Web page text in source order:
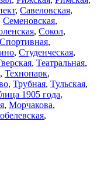
, Савеловская,
Семеновская,
, Сокол,
Спортивная,
, Студенческая,
, Театральная,
, Технопарк,
, Трубная, Тульская,
1905 года,
, Морчакова,
,